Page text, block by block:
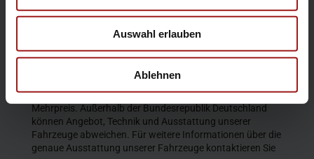
Auswahl erlauben
Ablehnen
Die Produktbeschreibungen und Abbildungen enthalten
teilweise auch Sonderausstattungen, die nicht zum
entspricht dem Stand bei Veröffentlichung. Wir behalten
Die abgebildeten Farben geben den wirklichen Farbton nur
annähernd wieder. Gezeigte Sonderausstattungen gegen
Mehrpreis. Außerhalb der Bundesrepublik Deutschland
können Angebot, Technik und Ausstattung unserer
Fahrzeuge abweichen. Für weitere Informationen über die
genaue Ausstattung unserer Fahrzeuge kontaktieren Sie